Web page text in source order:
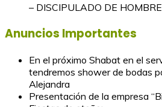
– DISCIPULADO DE
Anuncios Importantes
En el próximo Shabat en el
tendremos shower de bodas
Alejandra
Presentación de la empresa